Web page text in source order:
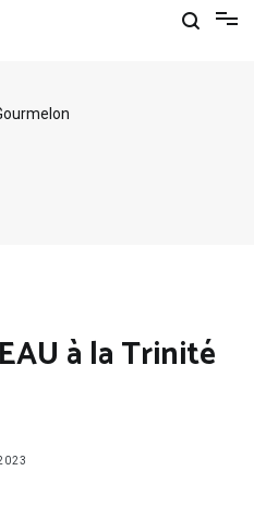
à la Trinité